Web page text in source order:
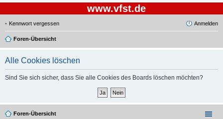
www.vfst.de
Kennwort vergessen Anmelden
Foren-Übersicht
Alle Cookies löschen
Sind Sie sich sicher, dass Sie alle Cookies des Boards löschen möchten?
Foren-Übersicht